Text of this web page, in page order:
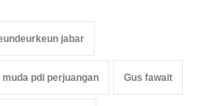
jabar
muda pdi perjuangan Gus fawait